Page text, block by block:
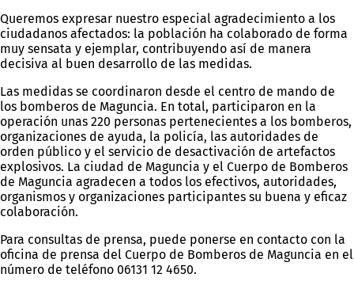
Queremos expresar nuestro especial agradecimiento a los
ciudadanos afectados: la población ha colaborado de forma
muy sensata y ejemplar, contribuyendo así de manera
decisiva al buen desarrollo de las medidas.
Las medidas se coordinaron desde el centro de mando de
los bomberos de Maguncia. En total, participaron en la
operación unas 220 personas pertenecientes a los bomberos,
organizaciones de ayuda, la policía, las autoridades de
orden público y el servicio de desactivación de artefactos
explosivos. La ciudad de Maguncia y el Cuerpo de Bomberos
de Maguncia agradecen a todos los efectivos, autoridades,
organismos y organizaciones participantes su buena y eficaz
colaboración.
Para consultas de prensa, puede ponerse en contacto con la
oficina de prensa del Cuerpo de Bomberos de Maguncia en el
número de teléfono 06131 12 4650.